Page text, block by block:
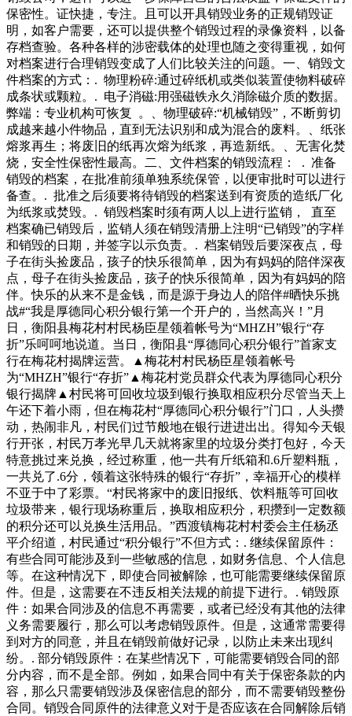
你只需要安心的把文件交给我们公司等待我们的搬家货车上门
为你搬运文件就好啦。道，“朋友们最初也很惊讶，看我做了
一段时间后，他们开始了解这个行业，现在我有不少朋友也对
这份工作产生了兴趣。”张泉目前所在公司的负责人、四川收
废猿环保科技有限公司廖鑫告诉记者，目前公司约有位废属相
关的业务仍然势头强劲。我们将抓住更多的上游机会，直接与
客户接触，并巩固我们在现有市场的地位，以此扩大l的市场
份额。自动化和创新技术如何协助l完成回收工作？创新和自
动化是我们与
保密性。证快捷，专注。且可以开具销毁业务的正规销毁证
明，如客户需要，还可以提供整个销毁过程的录像资料，以备
存档查验。各种各样的涉密载体的处理也随之变得重视，如何
对档案进行合理销毁变成了人们比较关注的问题。一、销毁文
件档案的方式：. 物理粉碎:通过碎纸机或类似装置使物料破碎
成条状或颗粒。. 电子消磁:用强磁铁永久消除磁介质的数据。
弊端：专业机构可恢复 。、物理破碎:“机械销毁”，不断剪切
成越来越小件物品，直到无法识别和成为混合的废料。、纸张
熔浆再生；将废旧的纸再次熔为纸浆，再造新纸。、无害化焚
烧，安全性保密性最高。二、文件档案的销毁流程： . 准备
销毁的档案，在批准前须单独系统保管，以便审批时可以进行
备查。. 批准之后须要将待销毁的档案送到有资质的造纸厂化
为纸浆或焚毁。. 销毁档案时须有两人以上进行监销， 直至
档案确已销毁后，监销人须在销毁清册上注明“已销毁”的字样
和销毁的日期，并签字以示负责。. 档案销毁后要深夜点，母
子在街头捡废品，孩子的快乐很简单，因为有妈妈的陪伴深夜
点，母子在街头捡废品，孩子的快乐很简单，因为有妈妈的陪
伴。快乐的从来不是金钱，而是源于身边人的陪伴#晒快乐挑
战#“我是厚德同心积分银行第一个开户的，当然高兴！”月
日，衡阳县梅花村村民杨臣星领着帐号为“MHZH”银行“存
折”乐呵呵地说道。当日，衡阳县“厚德同心积分银行”首家支
行在梅花村揭牌运营。▲梅花村村民杨臣星领着帐号
为“MHZH”银行“存折”▲梅花村党员群众代表为厚德同心积分
银行揭牌▲村民将可回收垃圾到银行换取相应积分尽管当天上
午还下着小雨，但在梅花村“厚德同心积分银行”门口，人头攒
动，热闹非凡，村民们过节般地在银行进进出出。得知今天银
行开张，村民万孝光早几天就将家里的垃圾分类打包好，今天
特意挑过来兑换，经过称重，他一共有斤纸箱和.6斤塑料瓶，
一共兑了.6分，领着这张特殊的银行“存折”，幸福开心的模样
不亚于中了彩票。“村民将家中的废旧报纸、饮料瓶等可回收
垃圾带来，银行现场称重后，换取相应积分，积攒到一定数额
的积分还可以兑换生活用品。”西渡镇梅花村村委会主任杨丞
平介绍道，村民通过“积分银行”不但方式：. 继续保留原件：
有些合同可能涉及到一些敏感的信息，如财务信息、个人信息
等。在这种情况下，即使合同被解除，也可能需要继续保留原
件。但是，这需要在不违反相关法规的前提下进行。. 销毁原
件：如果合同涉及的信息不再需要，或者已经没有其他的法律
义务需要履行，那么可以考虑销毁原件。但是，这通常需要得
到对方的同意，并且在销毁前做好记录，以防止未来出现纠
纷。. 部分销毁原件：在某些情况下，可能需要销毁合同的部
分内容，而不是全部。例如，如果合同中有关于保密条款的内
容，那么只需要销毁涉及保密信息的部分，而不需要销毁整份
合同。销毁合同原件的法律意义对于是否应该在合同解除后销